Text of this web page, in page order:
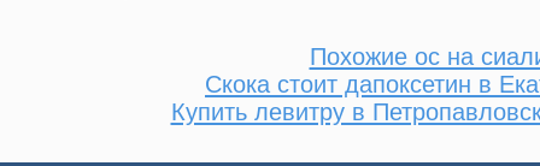
Похожие ос на
Скока стоит дапоксетин в
Купить левитру в